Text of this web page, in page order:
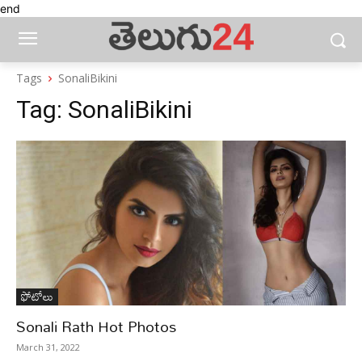
end
Tags SonaliBikini
Tag: SonaliBikini
ఫోటోలు
Sonali Rath Hot Photos
March 31, 2022